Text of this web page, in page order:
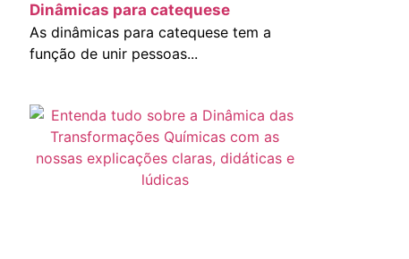
Dinâmicas para catequese
As dinâmicas para catequese tem a
função de unir pessoas...